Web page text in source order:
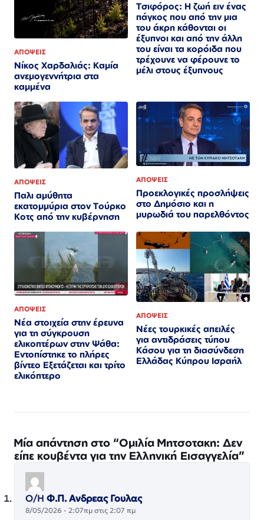
ΑΠΟΨΕΙΣ
Νίκος Χαρδαλιάς: Καμία
ανεμογεννήτρια στα
καμμένα
Τσιφόρος: Η ζωή ειν ένας
πάγκος που από την μια
του άκρη κάθονται οι
έξυπνοι και από την άλλη
του είναι τα κορόιδα που
τρέχουνε να φέρουνε το
μέλι στους έξυπνους
ΑΠΟΨΕΙΣ
Παλι αμύθητα
εκατομμύρια στον Τούρκο
Κοτς από την κυβέρνηση
ΑΠΟΨΕΙΣ
Προεκλογικές προσλήψεις
στο Δημόσιο και η
μυρωδιά του παρελθόντος
ΑΠΟΨΕΙΣ
Νέα στοιχεία στην έρευνα
για τη σύγκρουση
ελικοπτέρων στην Ψάθα:
Εντοπίστηκε το πλήρες
βίντεο Εξετάζεται και τρίτο
ελικόπτερο​​​​​​​​​​​​​​​​​​​​​​​​​​​​​​​​​​​​​​​​​​​​​​​​​​
ΑΠΟΨΕΙΣ
Νέες τουρκικές απειλές
για αντιδράσεις τύπου
Κάσου για τη διασύνδεση
Ελλάδας Κύπρου Ισραήλ
Μία απάντηση στο “Ομιλία Μητσοτακη: Δεν
είπε κουβέντα για την Ελληνική Εισαγγελία”
Ο/Η Φ.Π. Ανδρεας Γουλας
8/05/2026 - 2:07πμ στις 2:07 πμ